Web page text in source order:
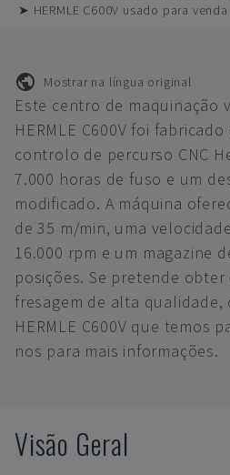
➤ HERMLE C600V usado para
Mostrar na língua original
Este centro de maquinação
HERMLE C600V foi
controlo de percurso CNC
7.000 horas de fuso e um
modificado. A máquina
de 35 m/min, uma
16.000 rpm e um magazine
posições. Se pretende obter
fresagem de alta qualidade,
HERMLE C600V que temos
nos para mais informações.
Visão Geral